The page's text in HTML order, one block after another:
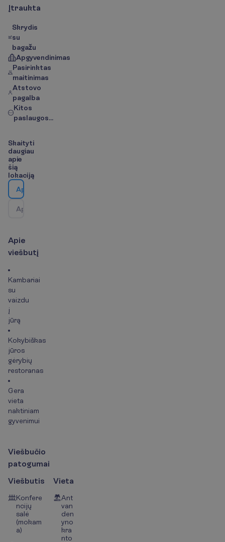
Įtraukta
Skrydis
su
bagažu
Apgyvendinimas
Pasirinktas
maitinimas
Atstovo
pagalba
Kitos
paslaugos...
Skaityti
daugiau
apie
šią
lokaciją
Ap
Ap
Apie
viešbutį
Kambariai
su
vaizdu
į
jūrą
Kokybiškas
jūros
gėrybių
restoranas
Gera
vieta
naktiniam
gyvenimui
Viešbučio
patogumai
Viešbutis
Konfere
ncijų
salė
(mokam
a)
Vieta
Ant
van
den
yno
kra
nto